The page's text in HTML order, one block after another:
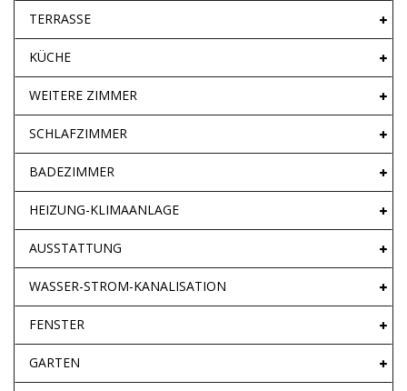
TERRASSE
KÜCHE
WEITERE ZIMMER
SCHLAFZIMMER
BADEZIMMER
HEIZUNG-KLIMAANLAGE
AUSSTATTUNG
WASSER-STROM-KANALISATION
FENSTER
GARTEN